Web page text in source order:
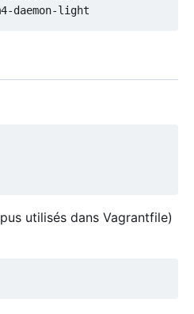
utilisés dans Vagrantfile)